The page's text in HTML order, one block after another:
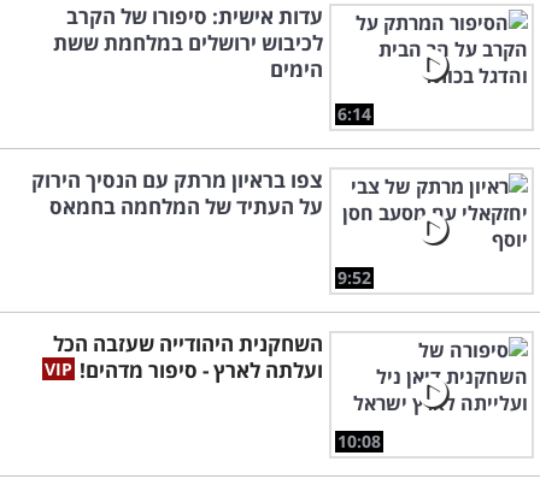
6:14
עדות אישית: סיפורו של הקרב
לכיבוש ירושלים במלחמת ששת
הימים
9:52
צפו בראיון מרתק עם הנסיך הירוק
על העתיד של המלחמה בחמאס
10:08
השחקנית היהודייה שעזבה הכל
ועלתה לארץ - סיפור מדהים!